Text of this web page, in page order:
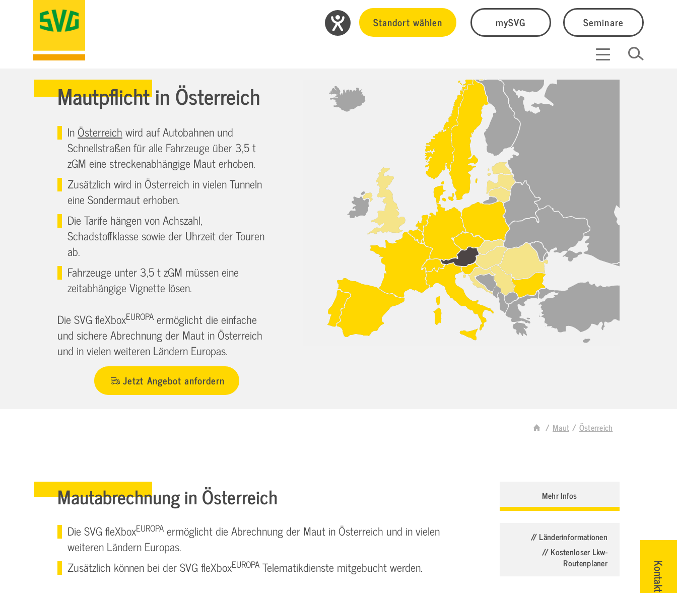
Standort wählen mySVG Seminare
Mautpflicht in Österreich
InÖsterreichwird auf Autobahnen und
Schnellstraßen für alle Fahrzeuge über 3,5 t
zGM eine streckenabhängige Maut erhoben.
Zusätzlich wird in Österreich in vielen Tunneln
eine Sondermaut erhoben.
Die Tarife hängen von Achszahl,
Schadstoffklasse sowie der Uhrzeit der Touren
ab.
Fahrzeuge unter 3,5 t zGM müssen eine
zeitabhängige Vignette lösen.
Die SVG fleXboxEUROPA ermöglicht die einfache
und sichere Abrechnung der Maut in Österreich
und in vielen weiteren Ländern Europas.
Jetzt Angebot anfordern
Maut Österreich
Kontakt
Mautabrechnung in Österreich
Die SVG fleXboxEUROPA ermöglicht die Abrechnung der Maut in Österreich und in vielen
weiteren Ländern Europas.
Zusätzlich können bei der SVG fleXboxEUROPA Telematikdienste mitgebucht werden.
Mehr Infos
// Länderinformationen
// Kostenloser Lkw-
Routenplaner